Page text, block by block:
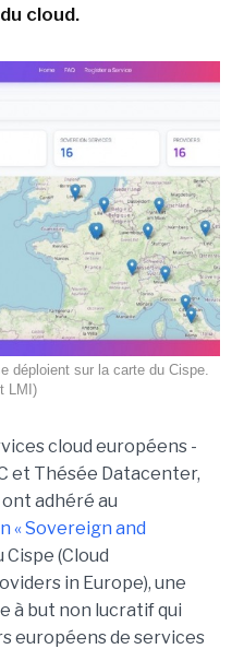
cloud.
déploient sur la carte du Cispe.
LMI)
cloud européens -
et Thésée Datacenter,
adhéré au
« Sovereign and
Cispe (Cloud
in Europe), une
à but non lucratif qui
européens de services